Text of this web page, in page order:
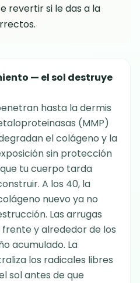
revertir si le das a la
— el sol destruye
hasta la dermis
(MMP)
el colágeno y la
sin protección
tu cuerpo tarda
A los 40, la
nuevo ya no
Las arrugas
y alrededor de los
acumulado. La
los radicales libres
sol antes de que